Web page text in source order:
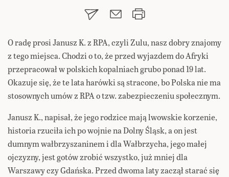
O radę prosi Janusz K. z RPA, czyli Zulu, nasz dobry znajomy
z tego miejsca. Chodzi o to, że przed wyjazdem do Afryki
przepracował w polskich kopalniach grubo ponad 19 lat.
Okazuje się, że te lata harówki są stracone, bo Polska nie ma
stosownych umów z RPA o tzw. zabezpieczeniu społecznym.
Janusz K., napisał, że jego rodzice mają lwowskie korzenie,
historia rzuciła ich po wojnie na Dolny Śląsk, a on jest
dumnym wałbrzyszaninem i dla Wałbrzycha, jego małej
ojczyzny, jest gotów zrobić wszystko, już mniej dla
Warszawy czy Gdańska. Przed dwoma laty zaczął starać się